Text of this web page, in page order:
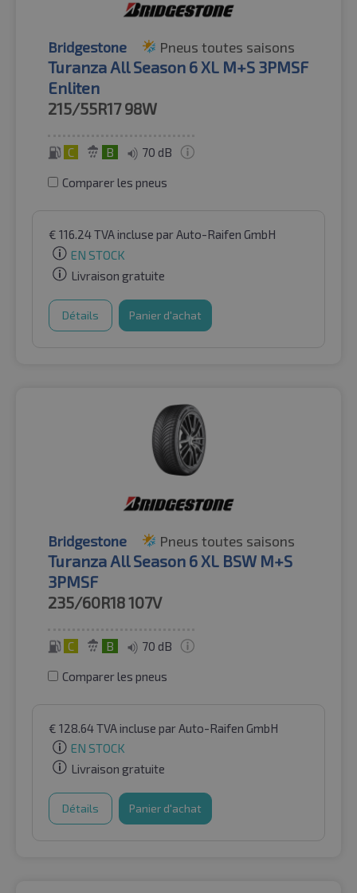
Bridgestone Pneus toutes saisons
Turanza All Season 6 XL M+S 3PMSF
Enliten
215/55R17 98W
C B 70 dB
Comparer les pneus
€ 116.24TVA incluse par Auto-Raifen GmbH
EN STOCK
Livraison gratuite
Détails Panier d'achat
Bridgestone Pneus toutes saisons
Turanza All Season 6 XL BSW M+S
3PMSF
235/60R18107V
C B 70 dB
Comparer les pneus
€ 128.64TVA incluse par Auto-Raifen GmbH
EN STOCK
Livraison gratuite
Détails Panier d'achat